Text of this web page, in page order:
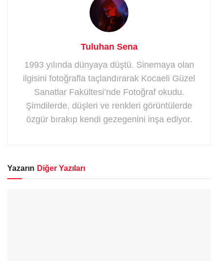
Tuluhan Sena
1993 yılında dünyaya düştü. Sinemaya olan
ilgisini fotoğrafla taçlandırarak Kocaeli Güzel
Sanatlar Fakültesi’nde Fotoğraf okudu.
Şimdilerde, düşleri ve renkleri görüntülerde
özgür bırakıp kendi gezegenini inşa ediyor.
Yazarın Diğer Yazıları